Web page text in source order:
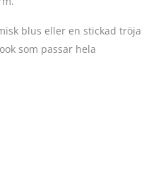
blus eller en stickad tröja
som passar hela